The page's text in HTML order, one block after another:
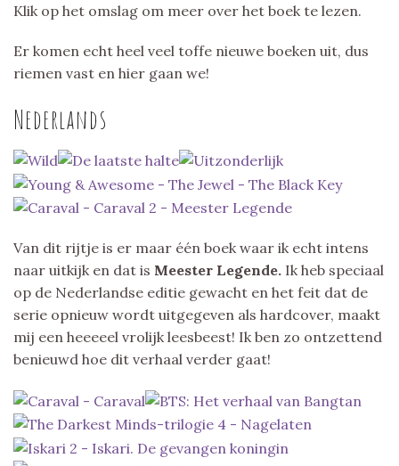
Klik op het omslag om meer over het boek te lezen.
Er komen echt heel veel toffe nieuwe boeken uit, dus
riemen vast en hier gaan we!
Nederlands
Van dit rijtje is er maar één boek waar ik echt intens
naar uitkijk en dat is Meester Legende. Ik heb speciaal
op de Nederlandse editie gewacht en het feit dat de
serie opnieuw wordt uitgegeven als hardcover, maakt
mij een heeeeel vrolijk leesbeest! Ik ben zo ontzettend
benieuwd hoe dit verhaal verder gaat!